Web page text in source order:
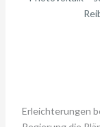
Erleichterungen